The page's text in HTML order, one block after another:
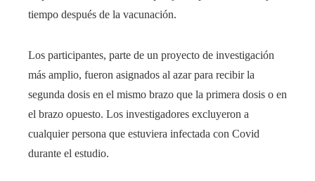
tiempo después de la vacunación.
Los participantes, parte de un proyecto de investigación
más amplio, fueron asignados al azar para recibir la
segunda dosis en el mismo brazo que la primera dosis o en
el brazo opuesto. Los investigadores excluyeron a
cualquier persona que estuviera infectada con Covid
durante el estudio.